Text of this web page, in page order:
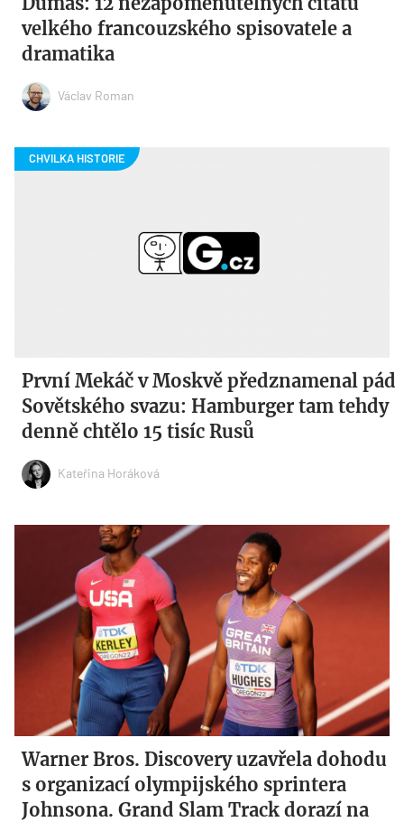
velkého francouzského spisovatele a
dramatika
Václav Roman
První Mekáč v Moskvě předznamenal pád
Sovětského svazu: Hamburger tam tehdy
denně chtělo 15 tisíc Rusů
Kateřina Horáková
Warner Bros. Discovery uzavřela dohodu
s organizací olympijského sprintera
Johnsona. Grand Slam Track dorazí na